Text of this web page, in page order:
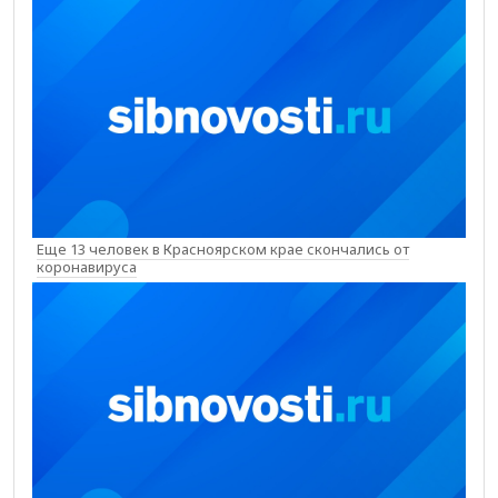
Еще 13 человек в Красноярском крае скончались от
коронавируса